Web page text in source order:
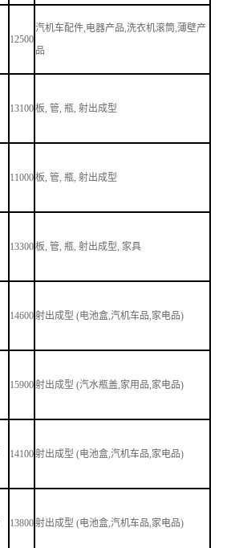
12500
汽机车配件,电器产品,洗衣机滚筒,薄壁产
品
13100板, 管, 瓶, 射出成型
11000板, 管, 瓶, 射出成型
13300板, 管, 瓶, 射出成型, 家具
14600射出成型 (电池盒,汽机车品,家电品)
15900射出成型 (汽水瓶盖,家用品,家电品)
14100射出成型 (电池盒,汽机车品,家电品)
13800射出成型 (电池盒,汽机车品,家电品)